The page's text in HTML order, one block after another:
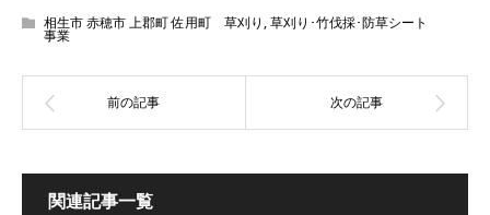
相生市 赤穂市 上郡町 佐用町 草刈り ,草刈り･竹伐採･防草シート
事業
関連記事一覧